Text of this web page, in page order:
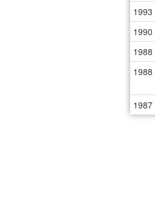
1993
1990
1988
1988
1987